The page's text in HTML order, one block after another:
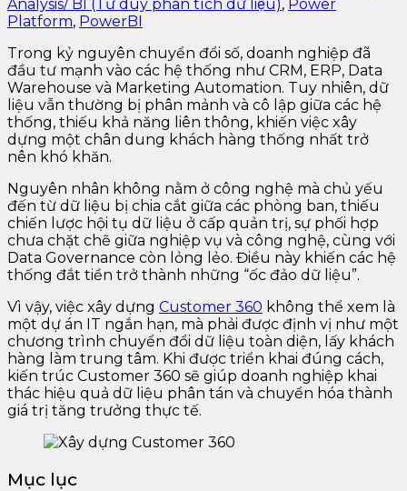
Analysis/ BI (Tư duy phân tích dữ liệu), Power
Platform, PowerBI
Trong kỷ nguyên chuyển đổi số, doanh nghiệp đã
đầu tư mạnh vào các hệ thống như CRM, ERP, Data
Warehouse và Marketing Automation. Tuy nhiên, dữ
liệu vẫn thường bị phân mảnh và cô lập giữa các hệ
thống, thiếu khả năng liên thông, khiến việc xây
dựng một chân dung khách hàng thống nhất trở
nên khó khăn.
Nguyên nhân không nằm ở công nghệ mà chủ yếu
đến từ dữ liệu bị chia cắt giữa các phòng ban, thiếu
chiến lược hội tụ dữ liệu ở cấp quản trị, sự phối hợp
chưa chặt chẽ giữa nghiệp vụ và công nghệ, cùng với
Data Governance còn lỏng lẻo. Điều này khiến các hệ
thống đắt tiền trở thành những “ốc đảo dữ liệu”.
Vì vậy, việc xây dựng Customer 360 không thể xem là
một dự án IT ngắn hạn, mà phải được định vị như một
chương trình chuyển đổi dữ liệu toàn diện, lấy khách
hàng làm trung tâm. Khi được triển khai đúng cách,
kiến trúc Customer 360 sẽ giúp doanh nghiệp khai
thác hiệu quả dữ liệu phân tán và chuyển hóa thành
giá trị tăng trưởng thực tế.
Mục lục